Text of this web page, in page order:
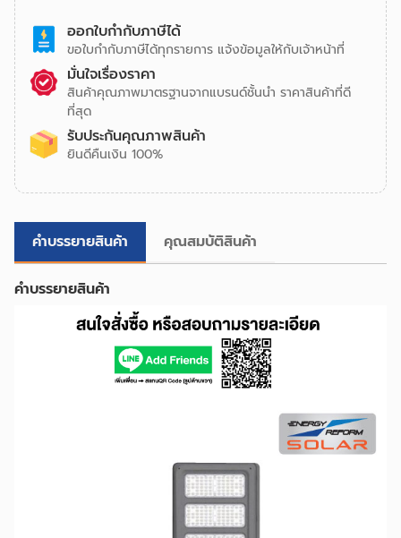
ออกใบกำกับภาษีได้
ขอใบกำกับภาษีได้ทุกรายการ แจ้งข้อมูลให้กับเจ้าหน้าที่
มั่นใจเรื่องราคา
สินค้าคุณภาพมาตรฐานจากแบรนด์ชั้นนำ ราคาสินค้าที่ดี
ที่สุด
รับประกันคุณภาพสินค้า
ยินดีคืนเงิน 100%
คำบรรยายสินค้า คุณสมบัติสินค้า
คำบรรยายสินค้า